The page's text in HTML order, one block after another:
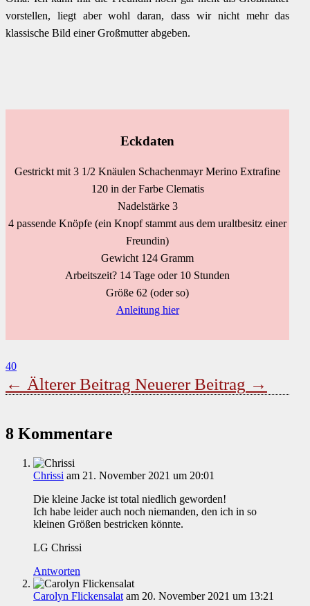
vorstellen, liegt aber wohl daran, dass wir nicht mehr das
klassische Bild einer Großmutter abgeben.
Eckdaten
Gestrickt mit 3 1/2 Knäulen Schachenmayr Merino Extrafine
120 in der Farbe Clematis
Nadelstärke 3
4 passende Knöpfe (ein Knopf stammt aus dem uraltbesitz einer
Freundin)
Gewicht 124 Gramm
Arbeitszeit? 14 Tage oder 10 Stunden
Größe 62 (oder so)
Anleitung hier
40
← Älterer Beitrag Neuerer Beitrag →
8 Kommentare
Chrissi am 21. November 2021 um 20:01
Die kleine Jacke ist total niedlich geworden!
Ich habe leider auch noch niemanden, den ich in so
kleinen Größen bestricken könnte.
LG Chrissi
Antworten
Carolyn Flickensalat am 20. November 2021 um 13:21